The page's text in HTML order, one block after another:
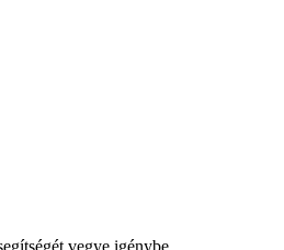
vegye igénybe.